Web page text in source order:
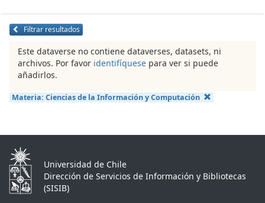
Filtrar resultados
Este dataverse no contiene dataverses, datasets, ni
archivos. Por favor identifíquese para ver si puede
añadirlos.
Materia: Ciencias de la Información y Computación
Universidad de Chile
Dirección de Servicios de Información y Bibliotecas
(SISIB)